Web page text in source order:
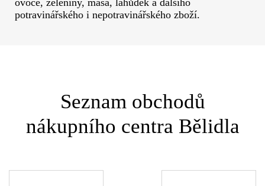
ovoce, zeleniny, masa, lahůdek a dalšího
potravinářského i nepotravinářského zboží.
Seznam obchodů
nákupního centra Bělidla